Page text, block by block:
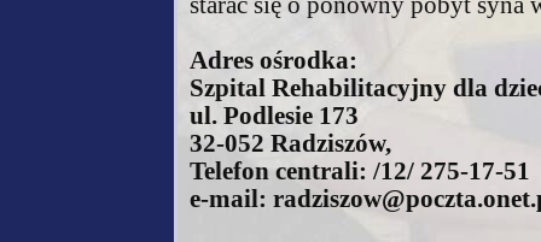
Adres ośrodka:
Szpital Rehabilitacyjny dla
ul. Podlesie 173
32-052 Radziszów,
Telefon centrali: /12/ 275-17-51
e-mail: